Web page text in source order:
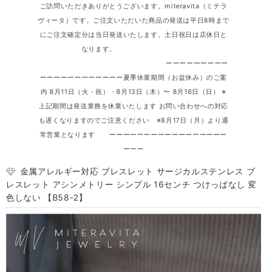
ご訪問いただきありがとうございます。miteravita（ミテラ
ヴィータ）です。ご注文いただいた商品の発送は平日8時まで
にご注文確定分は当日発送いたします。土日祝日は店休日と
なります。
ーーーーーーーーー
ーーーーーーーーーーーー夏季休業期間（お盆休み）のご案
内 8月11日（火・祝）・8月13日（木）〜 8月16日（日） ※
上記期間は発送業務を休業いたします お問い合わせへの対応
も遅くなりますのでご注意ください ※8月17日（月）より通
常営業となります ーーーーーーーーーーーーーーーーー
ーーー
金属アレルギー対応 ブレスレット サージカルステンレス ブ
レスレット アシンメトリー シンプル 16センチ つけっぱなし 変
色しない 【B58-2】